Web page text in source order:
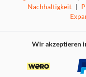
Die vielseitige Trust
Laptop, MacBook und
mit einer
Software installiert
Nachhaltigkeit |
Wir akzeptieren